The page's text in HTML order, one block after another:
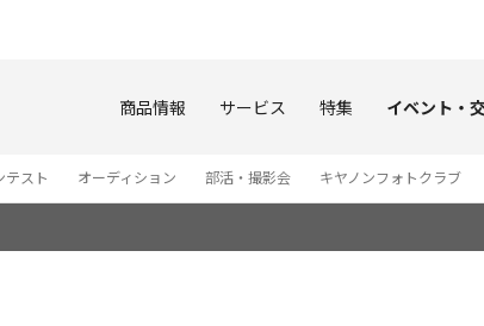
商品情報 サービス 特集 イベント・
テスト オーディション 部活・撮影会 キヤノンフォトクラブ